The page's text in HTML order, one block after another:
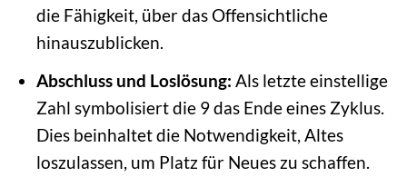
die Fähigkeit, über das Offensichtliche
hinauszublicken.
Abschluss und Loslösung: Als letzte einstellige
Zahl symbolisiert die 9 das Ende eines Zyklus.
Dies beinhaltet die Notwendigkeit, Altes
loszulassen, um Platz für Neues zu schaffen.